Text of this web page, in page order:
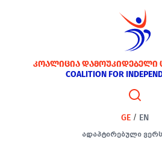
ᲙᲝᲐᲚᲘᲪᲘᲐ ᲓᲐᲛᲝᲣᲙᲘᲓᲔᲑᲔᲚᲘ
COALITION FOR
GE / EN
ადაპტირებული